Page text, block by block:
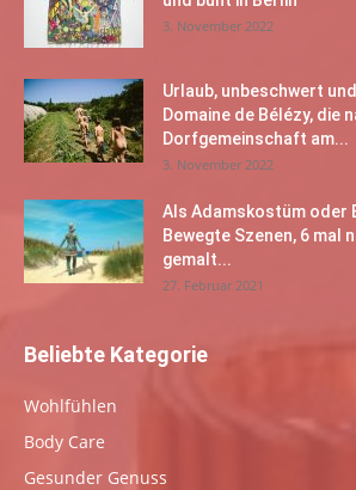
3. November 2022
Urlaub, unbeschwert
Domaine de Bélézy, die
Dorfgemeinschaft am...
3. November 2022
Als Adamskostüm oder
Bewegte Szenen, 6 mal
gemalt...
27. Februar 2021
Beliebte Kategorie
Wohlfühlen
Body Care
Gesunder Genuss